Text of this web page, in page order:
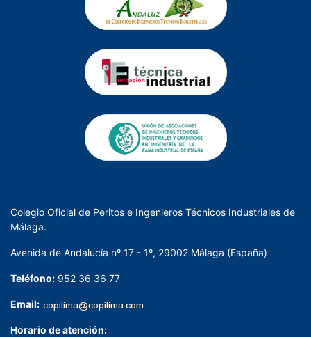
Colegio Oficial de Peritos e Ingenieros Técnicos Industriales de
Málaga.
Avenida de Andalucía nº 17 - 1º, 29002 Málaga (España)
Teléfono: 952 36 36 77
Email:
Horario de atención: